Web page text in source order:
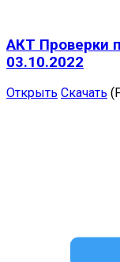
АКТ Проверки
03.10.2022
Открыть Скачать